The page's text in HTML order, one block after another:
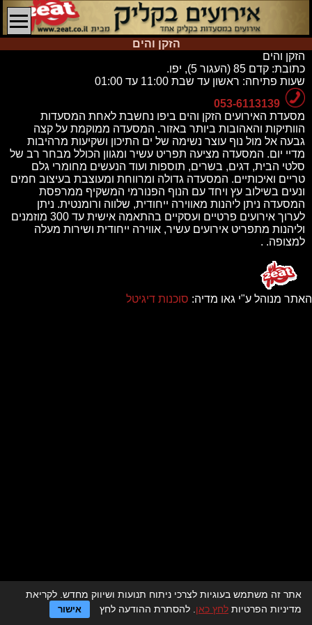
הזקן והים
הזקן והים
כתובת: קדם 85 (העגור 5), יפו.
שעות פתיחה: ראשון עד שבת 11:00 עד 01:00
053-6113139
מסעדת האירועים הזקן והים ביפו נחשבת לאחת המסעדות
הוותיקות והאהובות ביותר באזור. המסעדה ממוקמת על קצה
גבעה אל מול נוף עוצר נשימה של ים התיכון ושקיעות מרהיבות
מדיי יום. המסעדה מציעה תפריט עשיר ומגוון הכולל מבחר רב של
סלטי הבית, דגים, בשרים, תוספות ועוד הנעשים מחומרי גלם
טריים ואיכותיים. המסעדה גדולה ומרווחת ומעוצבת בעיצוב חמים
ונעים בשילוב עץ ויחד עם הנוף הפנורמי המשקיף ממרפסת
המסעדה ניתן ליהנות מאווירה ייחודית, שלווה ורומנטית. ניתן
לערוך אירועים פרטיים ועסקיים בהתאמה אישית עד 300 מוזמנים
וליהנות מתפריט אירועים עשיר, אווירה ייחודית ושירות מעלה
למצופה. .
לדף הבית > מסעדות לאירועים
מגזין מסעדות לאירועים
האתר מנוהל ע"י גאו מדיה: סוכנות דיגיטל
אתר זה משתמש בעוגיות לצרכי ניתוח תנועות ושיווק מחדש. לקריאת
מדיניות הפרטיות לחץ כאן . להסתרת ההודעה לחץ אישור